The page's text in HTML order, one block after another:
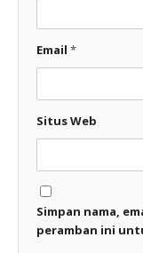
Email *
Situs Web
Simpan nama,
peramban ini